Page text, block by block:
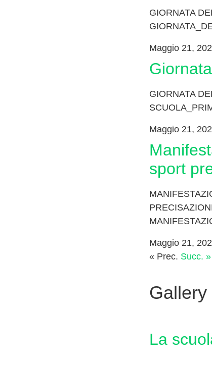
GIORNATA
Maggio 21,
GIORNATA
Maggio 21,
manifestazione coni e giornata dello
sport
Maggio 21,
« Prec. Succ. »
Gallery
La